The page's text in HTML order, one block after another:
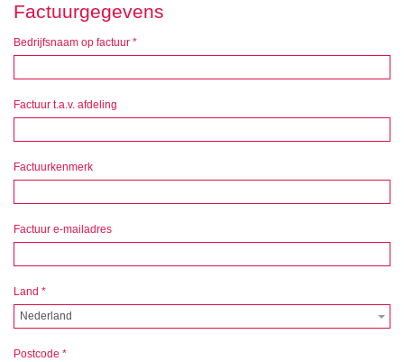
Factuurgegevens
Bedrijfsnaam op factuur *
Factuur t.a.v. afdeling
Factuurkenmerk
Factuur e-mailadres
Land *
Nederland
Postcode *